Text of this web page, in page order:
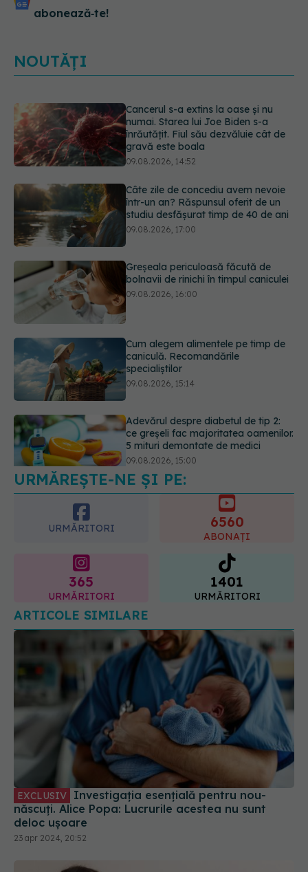
abonează‑te!
NOUTĂȚI
Cancerul s-a extins la oase și nu
numai. Starea lui Joe Biden s-a
înrăutățit. Fiul său dezvăluie cât de
gravă este boala
09.08.2026, 14:52
Câte zile de concediu avem nevoie
într-un an? Răspunsul oferit de un
studiu desfășurat timp de 40 de ani
09.08.2026, 17:00
Greșeala periculoasă făcută de
bolnavii de rinichi în timpul caniculei
09.08.2026, 16:00
Cum alegem alimentele pe timp de
caniculă. Recomandările
specialiștilor
09.08.2026, 15:14
Adevărul despre diabetul de tip 2:
ce greșeli fac majoritatea oamenilor.
5 mituri demontate de medici
09.08.2026, 15:00
URMĂREȘTE-NE ȘI PE:
URMĂRITORI 6560
ABONAȚI
365
URMĂRITORI
1401
URMĂRITORI
ARTICOLE SIMILARE
EXCLUSIV
născuți. Alice Popa: Lucrurile acestea nu sunt
deloc ușoare
23 apr 2024, 20:52